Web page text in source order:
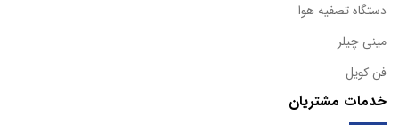
دستگاه تصفيه هوا
مینی چیلر
فن کویل
خدمات مشتریان